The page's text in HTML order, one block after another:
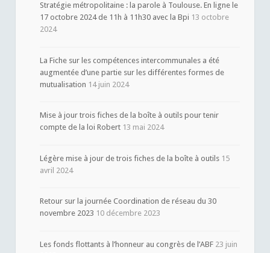
Stratégie métropolitaine : la parole à Toulouse. En ligne le
17 octobre 2024 de 11h à 11h30 avec la Bpi 13 octobre
2024
La Fiche sur les compétences intercommunales a été
augmentée d’une partie sur les différentes formes de
mutualisation 14 juin 2024
Mise à jour trois fiches de la boîte à outils pour tenir
compte de la loi Robert 13 mai 2024
Légère mise à jour de trois fiches de la boîte à outils 15
avril 2024
Retour sur la journée Coordination de réseau du 30
novembre 2023 10 décembre 2023
Les fonds flottants à l’honneur au congrès de l’ABF 23 juin